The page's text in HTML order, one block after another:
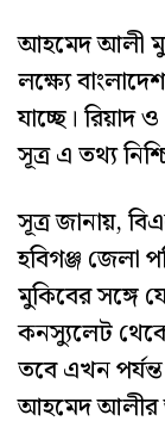
আহমেদ আলী
লক্ষ্যে
যাচ্ছে। রিয়াদ
সূত্র এ তথ্য
সূত্র জানায়,
হবিগঞ্জ জেলা
মুকিবের সঙ্গে
কনস্যুলেট
তবে এখন
আহমেদ আলীর